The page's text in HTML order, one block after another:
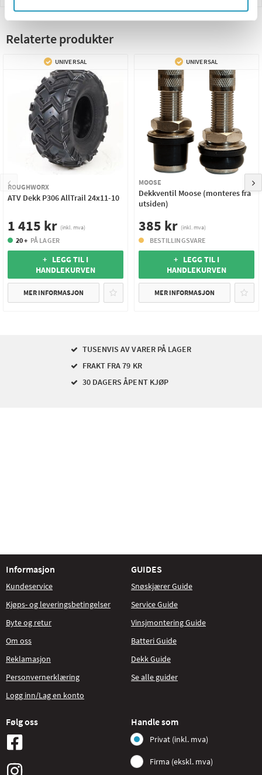
Relaterte produkter
UNIVERSAL
ROUGHWORX
ATV Dekk P306 AllTrail 24x11-10
1 415 kr (inkl. mva)
20 + PÅ LAGER
+ LEGG TIL I
HANDLEKURVEN
MER INFORMASJON
UNIVERSAL
MOOSE
Dekkventil Moose (monteres fra
utsiden)
385 kr (inkl. mva)
BESTILLINGSVARE
+ LEGG TIL I
HANDLEKURVEN
MER INFORMASJON
TUSENVIS AV VARER PÅ LAGER
FRAKT FRA 79 KR
30 DAGERS ÅPENT KJØP
Informasjon
Kundeservice
Kjøps- og leveringsbetingelser
Byte og retur
Om oss
Reklamasjon
Personvernerklæring
Logg inn/Lag en konto
GUIDES
Snøskjærer Guide
Service Guide
Vinsjmontering Guide
Batteri Guide
Dekk Guide
Se alle guider
Følg oss Handle som
Privat (inkl. mva)
Firma (ekskl. mva)